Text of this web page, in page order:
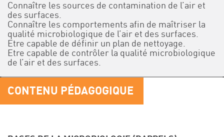
Connaître les sources de contamination de l’air et
des surfaces.
Connaître les comportements afin de maîtriser la
qualité microbiologique de l’air et des surfaces.
Etre capable de définir un plan de nettoyage.
Etre capable de contrôler la qualité microbiologique
de l’air et des surfaces.
CONTENU PÉDAGOGIQUE